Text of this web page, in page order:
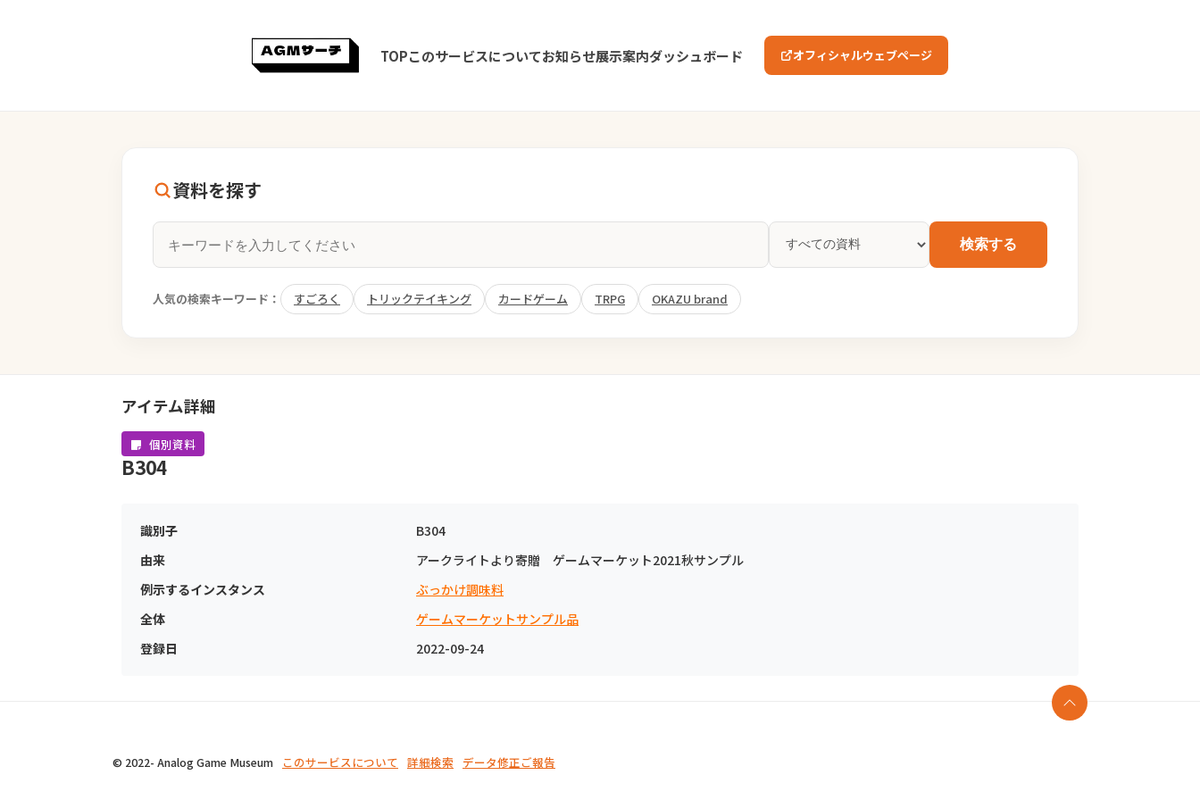
TOPこのサービスについてお知らせ展示案内ダッシュボード オフィシャルウェブページ
資料を探す
検索する
人気の検索キーワード： すごろく トリックテイキング カードゲーム TRPG OKAZU brand
アイテム詳細
個別資料
B304
識別子
B304
由来
アークライトより寄贈 ゲームマーケット2021秋サンプル
例示するインスタンス
ぶっかけ調味料
全体
ゲームマーケットサンプル品
登録日
2022-09-24
© 2022- Analog Game Museum このサービスについて 詳細検索 データ修正ご報告